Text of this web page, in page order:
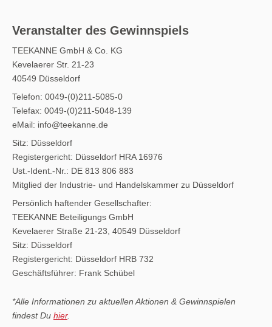
Veranstalter des Gewinnspiels
TEEKANNE GmbH & Co. KG
Kevelaerer Str. 21-23
40549 Düsseldorf
Telefon: 0049-(0)211-5085-0
Telefax: 0049-(0)211-5048-139
eMail: info@teekanne.de
Sitz: Düsseldorf
Registergericht: Düsseldorf HRA 16976
Ust.-Ident.-Nr.: DE 813 806 883
Mitglied der Industrie- und Handelskammer zu Düsseldorf
Persönlich haftender Gesellschafter:
TEEKANNE Beteiligungs GmbH
Kevelaerer Straße 21-23, 40549 Düsseldorf
Sitz: Düsseldorf
Registergericht: Düsseldorf HRB 732
Geschäftsführer: Frank Schübel
*Alle Informationen zu aktuellen Aktionen & Gewinnspielen
findest Du hier.